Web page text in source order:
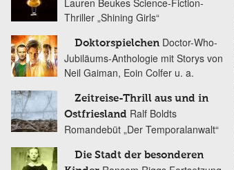
Lauren Beukes Science-Fiction-
Thriller „Shining Girls“
Doktorspielchen Doctor-Who-
Jubiläums-Anthologie mit Storys von
Neil Gaiman, Eoin Colfer u. a.
Zeitreise-Thrill aus und in
Ostfriesland Ralf Boldts
Romandebüt „Der Temporalanwalt“
Die Stadt der besonderen